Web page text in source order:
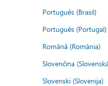
Português (Brasil)
Português (Portugal)
Română (România)
Slovenčina
Slovenski (Slovenija)